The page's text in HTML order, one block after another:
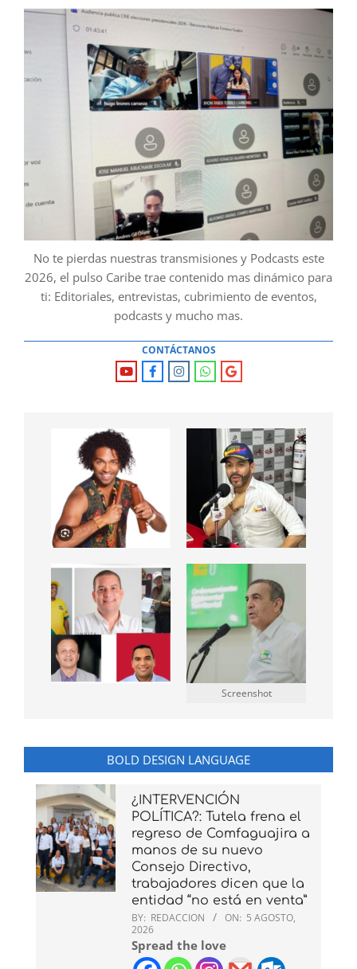
No te pierdas nuestras transmisiones y Podcasts este
2026, el pulso Caribe trae contenido mas dinámico para
ti: Editoriales, entrevistas, cubrimiento de eventos,
podcasts y mucho mas.
CONTÁCTANOS
Screenshot
BOLD DESIGN LANGUAGE
¿INTERVENCIÓN
POLÍTICA?: Tutela frena el
regreso de Comfaguajira a
manos de su nuevo
Consejo Directivo,
trabajadores dicen que la
entidad “no está en venta”
BY: REDACCION ON: 5 AGOSTO,
2026
Spread the love